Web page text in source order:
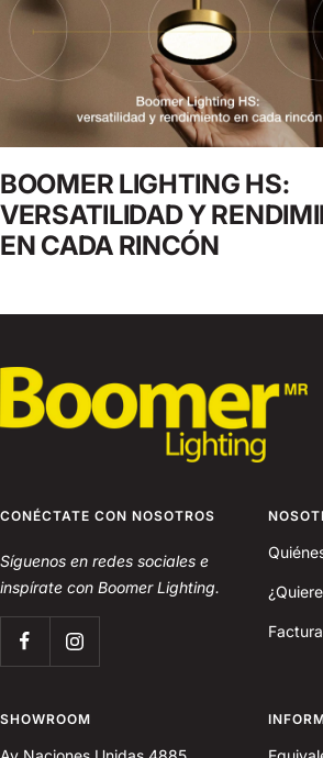
BOOMER LIGHTING HS:
VERSATILIDAD Y
EN CADA RINCÓN
CONÉCTATE CON NOSOTROS
Síguenos en redes sociales e
inspírate con Boomer Lighting.
SHOWROOM